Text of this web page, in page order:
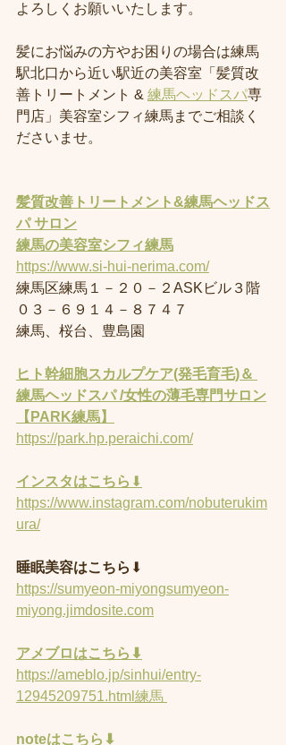
よろしくお願いいたします。
髪にお悩みの方やお困りの場合は練馬
駅北口から近い駅近の美容室「髪質改
善トリートメント & 練馬ヘッドスパ専
門店」美容室シフィ練馬までご相談く
ださいませ。
髪質改善トリートメント&練馬ヘッドス
パ サロン
練馬の美容室シフィ練馬
https://www.si-hui-nerima.com/
練馬区練馬１－２０－２ASKビル３階
０３－６９１４－８７４７
練馬、桜台、豊島園
ヒト幹細胞スカルプケア(発毛育毛)＆
練馬ヘッドスパ /女性の薄毛専門サロン
【PARK練馬】
https://park.hp.peraichi.com/
インスタはこちら ⬇︎
https://www.instagram.com/nobuterukim
ura/
睡眠美容はこちら ⬇︎
https://sumyeon-miyongsumyeon-
miyong.jimdosite.com
アメブロはこちら⬇︎
https://ameblo.jp/sinhui/entry-
12945209751.html練馬
noteはこちら⬇︎